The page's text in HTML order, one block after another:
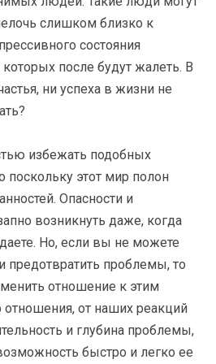
слишком близко к
состояния
после будут жалеть. В
ни успеха в жизни не
избежать подобных
поскольку этот мир полон
Опасности и
возникнуть даже, когда
Но, если вы не можете
предотвратить проблемы, то
отношение к этим
отношения, от наших реакций
и глубина проблемы,
быстро и легко ее